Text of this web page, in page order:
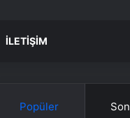
İLETIŞIM
Popüler Son